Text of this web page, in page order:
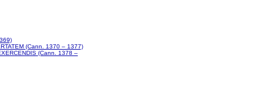
(Cann. 1370 – 1377)
(Cann. 1378 –